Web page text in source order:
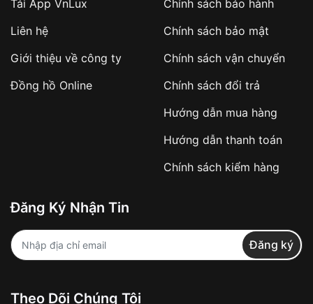
sản phẩm đặc biệt
hàng
Số tiền còn lại thanh toán khi nhận hàng hoặc
✔️ Đảm bảo xử lý đơn hàng nhanh chóng
✔️ Hạn chế tình trạng hủy đơn không mong
Từ khóa SEO:
Khách hàng được
Tải App VnLux
Liên hệ
Giới thiệu về công ty
Đồng hồ Online
Chính sách bảo hành
Chính sách bảo mật
Chính sách vận chuyển
Chính sách đổi trả
Hướng dẫn mua hàng
Hướng dẫn thanh toán
Chính sách kiểm hàng
Đăng Ký Nhận Tin
Đăng ký
Theo Dõi Chúng Tôi